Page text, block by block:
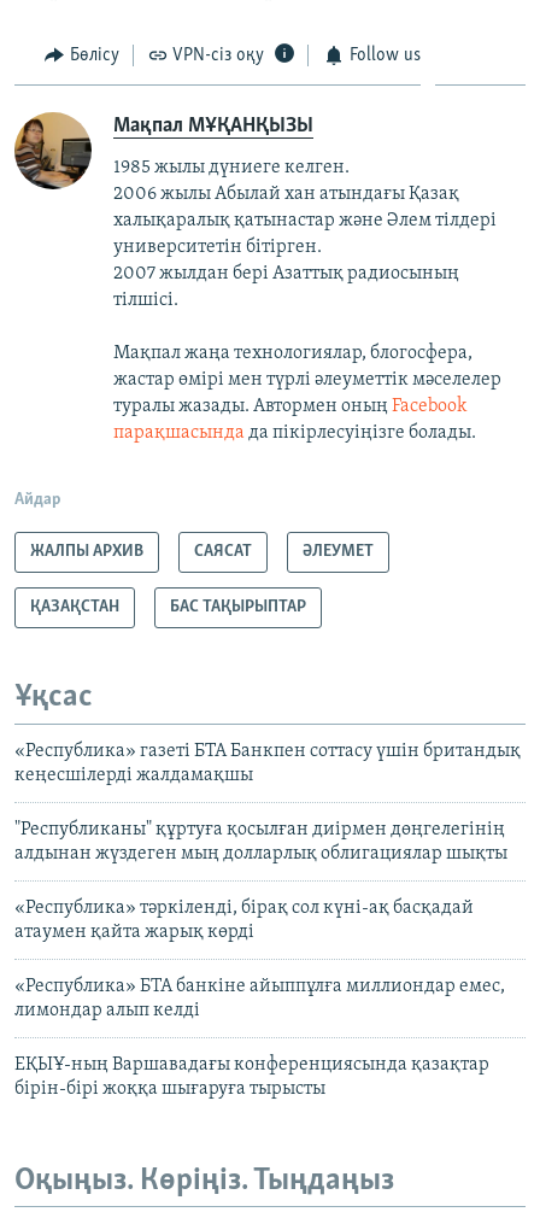
Бөлісу VPN-сіз оқу Follow us
Мақпал МҰҚАНҚЫЗЫ
1985 жылы дүниеге келген.
2006 жылы Абылай хан атындағы Қазақ
халықаралық қатынастар және Әлем тілдері
университетін бітірген.
2007 жылдан бері Азаттық радиосының
тілшісі.
Мақпал жаңа технологиялар, блогосфера,
жастар өмірі мен түрлі әлеуметтік мәселелер
туралы жазады. Автормен оныңFacebook
парақшасында да пікірлесуіңізге болады.
Айдар
ЖАЛПЫ АРХИВ САЯСАТ ӘЛЕУМЕТ
ҚАЗАҚСТАН БАС ТАҚЫРЫПТАР
Ұқсас
«Республика» газеті БТА Банкпен соттасу үшін британдық
кеңесшілерді жалдамақшы
"Республиканы" құртуға қосылған диірмен дөңгелегінің
алдынан жүздеген мың долларлық облигациялар шықты
«Республика» тәркіленді, бірақ сол күні-ақ басқадай
атаумен қайта жарық көрді
«Республика» БТА банкіне айыппұлға миллиондар емес,
лимондар алып келді
ЕҚЫҰ-ның Варшавадағы конференциясында қазақтар
бірін-бірі жоққа шығаруға тырысты
Оқыңыз. Көріңіз. Тыңдаңыз